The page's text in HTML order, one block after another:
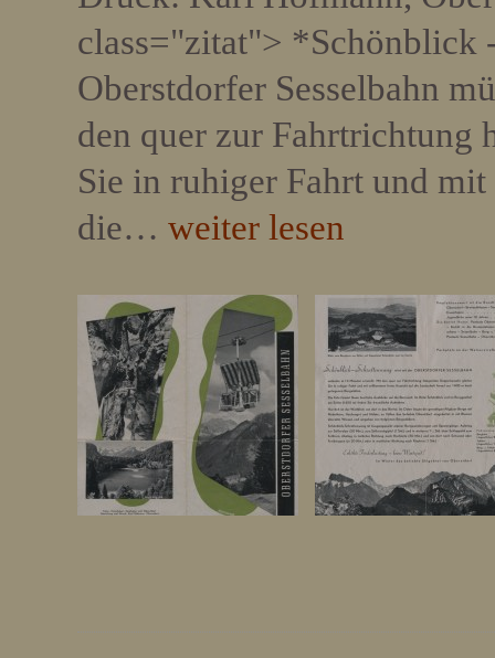
class="zitat"> *Schönblick
Oberstdorfer Sesselbahn
den quer zur Fahrtrichtung
Sie in ruhiger Fahrt und
die… weiter lesen